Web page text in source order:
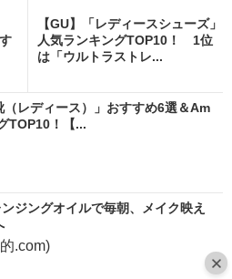
【GU】「レディースシューズ」
人気ランキングTOP10！ 1位
は「ウルトラストレ...
（レディース）」おすすめ6選＆Am
TOP10！【...
ジングオイルで毎朝、メイク映え
.com)